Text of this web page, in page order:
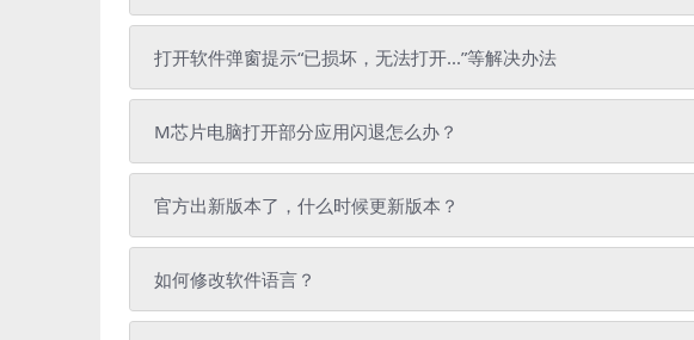
打开软件弹窗提示“已损坏，无法打开...”等解决办法
M芯片电脑打开部分应用闪退怎么办？
官方出新版本了，什么时候更新版本？
如何修改软件语言？